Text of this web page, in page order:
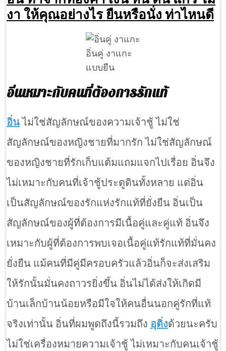
งา ให้คุณอย่างไร ยืนหรือนั่ง ท่าไหนดี
อิ่นคู่ งาแกะ
แบบยืน
อิ่นเหมาะกับคนที่ต้องการรักแท้
อิ่นไม่ใช่สัญลักษณ์ของความเจ้าชู้ ไม่ใช่
สัญลักษณ์ของหญิงชายที่มากรัก ไม่ใช่สัญลักษณ์
ของหญิงชายที่รักเก็บแต้มแถมแจกไปเรื่อย อิ่นจึง
ไม่เหมาะกับคนที่เจ้าชู้ประตูดินทั้งหลาย แต่อิ่น
เป็นสัญลักษณ์ของรักแห่งรักแท้ที่ยั่งยืน อิ่นเป็น
สัญลักษณ์ของผู้ที่ต้องการมีเนื้อคู่และคู่แท้ อิ่นจึง
เหมาะกับผู้ที่ต้องการพบเจอเนื้อคู่แท้รักแท้ที่มั่นคง
ยั่งยืน แม้คนที่มีคู่มีครอบครัวแล้วอิ่นก็จะส่งเสริม
ให้รักนั้นมั่นคงถาวรยิ่งขึ้น อิ่นไม่ได้ส่งให้เกิดมี
บ้านเล็กบ้านน้อยหรือมีใจให้คนอื่นนอกคู่รักที่แท้
จริงเท่านั้น อิ่นที่ผมพูดถึงนี้รวมถึง อุติ่งด้วยนะครับ
ไม่ใช่เครื่องหมายความเจ้าชู้ ไม่เหมาะกับคนเจ้าชู้